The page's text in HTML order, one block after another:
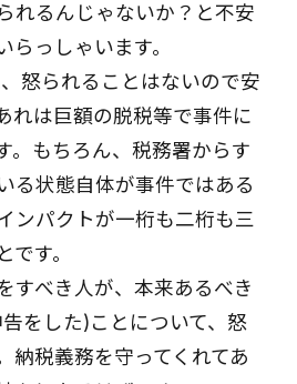
れるんじゃないか？と不安
らっしゃいます。
怒られることはないので安
れは巨額の脱税等で事件に
。もちろん、税務署からす
る状態自体が事件ではある
ンパクトが一桁も二桁も三
す。
すべき人が、本来あるべき
をした)ことについて、怒
納税義務を守ってくれてあ